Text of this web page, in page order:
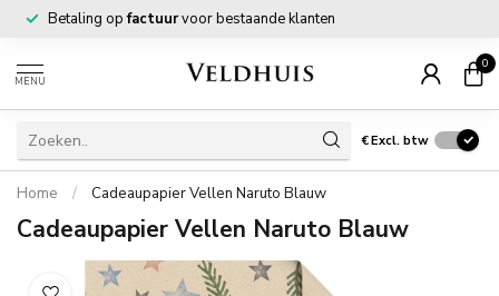
Betaling opfactuurvoor bestaande klanten
MENU
0
€Excl. btw
Home / Cadeaupapier Vellen Naruto Blauw
Cadeaupapier Vellen Naruto Blauw